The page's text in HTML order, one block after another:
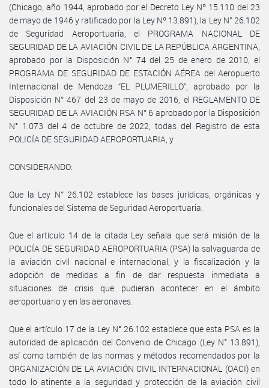
(Chicago, año 1944, aprobado por el Decreto Ley Nº 15.110 del 23
de mayo de 1946 y ratificado por la Ley Nº 13.891), la Ley N° 26.102
de Seguridad Aeroportuaria, el PROGRAMA NACIONAL DE
SEGURIDAD DE LA AVIACIÓN CIVIL DE LA REPÚBLICA ARGENTINA,
aprobado por la Disposición N° 74 del 25 de enero de 2010, el
PROGRAMA DE SEGURIDAD DE ESTACIÓN AÉREA del Aeropuerto
Internacional de Mendoza “EL PLUMERILLO”, aprobado por la
Disposición N° 467 del 23 de mayo de 2016, el REGLAMENTO DE
SEGURIDAD DE LA AVIACIÓN RSA N° 6 aprobado por la Disposición
N° 1.073 del 4 de octubre de 2022, todas del Registro de esta
POLICÍA DE SEGURIDAD AEROPORTUARIA, y
CONSIDERANDO:
Que la Ley N° 26.102 establece las bases jurídicas, orgánicas y
funcionales del Sistema de Seguridad Aeroportuaria.
Que el artículo 14 de la citada Ley señala que será misión de la
POLICÍA DE SEGURIDAD AEROPORTUARIA (PSA) la salvaguarda de
la aviación civil nacional e internacional, y la fiscalización y la
adopción de medidas a fin de dar respuesta inmediata a
situaciones de crisis que pudieran acontecer en el ámbito
aeroportuario y en las aeronaves.
Que el artículo 17 de la Ley N° 26.102 establece que esta PSA es la
autoridad de aplicación del Convenio de Chicago (Ley N° 13.891),
así como también de las normas y métodos recomendados por la
ORGANIZACIÓN DE LA AVIACIÓN CIVIL INTERNACIONAL (OACI) en
todo lo atinente a la seguridad y protección de la aviación civil